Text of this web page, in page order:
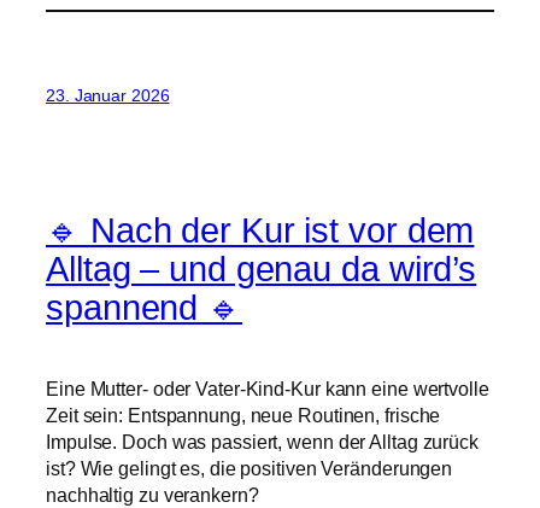
23. Januar 2026
🔹 Nach der Kur ist vor dem
Alltag – und genau da wird’s
spannend 🔹
Eine Mutter- oder Vater-Kind-Kur kann eine wertvolle
Zeit sein: Entspannung, neue Routinen, frische
Impulse. Doch was passiert, wenn der Alltag zurück
ist? Wie gelingt es, die positiven Veränderungen
nachhaltig zu verankern?